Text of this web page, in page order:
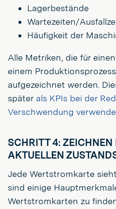
Lagerbestände
Wartezeiten/
Häufigkeit der
Alle Metriken, die für
einem
aufgezeichnet werden.
später als KPIs bei der
Verschwendung
SCHRITT 4: ZEICHNEN
AKTUELLEN
Jede Wertstromkarte
sind einige
Wertstromkarten zu